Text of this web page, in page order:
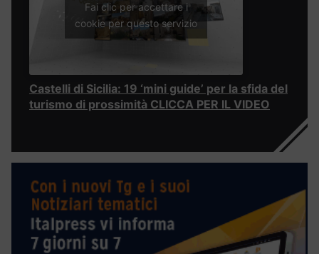
Fai clic per accettare i
cookie per questo servizio
Castelli di Sicilia: 19 ‘mini guide’ per la sfida del
turismo di prossimità CLICCA PER IL VIDEO